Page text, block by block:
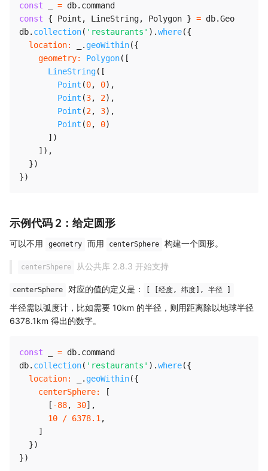
const = db.
const
{ Point , LineString, Polygon } = db.Geo
db. collection( 'restaurants' ) .where({
location: . geoWithin({
geometry: Polygon( [
LineString( [
Point (0, 0) ,
Point (3, 2) ,
Point (2, 3) ,
Point (0, 0)
] )
] ) ,
})
})
示例代码 2：给定圆形
可以不用 geometry 而用 centerSphere 构建一个圆形。
centerShpere 从公共库 2.8.3 开始支持
centerSphere 对应的值的定义是： [ [经度, 纬度], 半径 ]
半径需以弧度计，比如需要 10km 的半径，则用距离除以地球半径
6378.1km 得出的数字。
const = db. command
db. collection( 'restaurants' ) .where({
location: . geoWithin({
centerSphere:
[
[ -88, 30] ,
10
/ 6378.1 ,
]
})
})